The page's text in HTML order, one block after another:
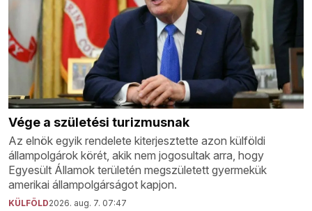
Vége a születési turizmusnak
Az elnök egyik rendelete kiterjesztette azon külföldi
állampolgárok körét, akik nem jogosultak arra, hogy
Egyesült Államok területén megszületett gyermekük
amerikai állampolgárságot kapjon.
KÜLFÖLD2026. aug. 7. 07:47